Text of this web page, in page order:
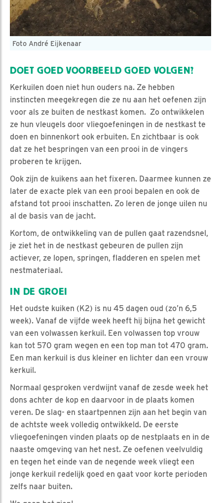
Foto André Eijkenaar
DOET GOED VOORBEELD GOED VOLGEN?
Kerkuilen doen niet hun ouders na. Ze hebben
instincten meegekregen die ze nu aan het oefenen zijn
voor als ze buiten de nestkast komen. Zo ontwikkelen
ze hun vleugels door vliegoefeningen in de nestkast te
doen en binnenkort ook erbuiten. En zichtbaar is ook
dat ze het bespringen van een prooi in de vingers
proberen te krijgen.
Ook zijn de kuikens aan het fixeren. Daarmee kunnen ze
later de exacte plek van een prooi bepalen en ook de
afstand tot prooi inschatten. Zo leren de jonge uilen nu
al de basis van de jacht.
Kortom, de ontwikkeling van de pullen gaat razendsnel,
je ziet het in de nestkast gebeuren de pullen zijn
actiever, ze lopen, springen, fladderen en spelen met
nestmateriaal.
IN DE GROEI
Het oudste kuiken (K2) is nu 45 dagen oud (zo’n 6,5
week). Vanaf de vijfde week heeft hij bijna het gewicht
van een volwassen kerkuil. Een volwassen top vrouw
kan tot 570 gram wegen en een top man tot 470 gram.
Een man kerkuil is dus kleiner en lichter dan een vrouw
kerkuil.
Normaal gesproken verdwijnt vanaf de zesde week het
dons achter de kop en daarvoor in de plaats komen
veren. De slag- en staartpennen zijn aan het begin van
de achtste week volledig ontwikkeld. De eerste
vliegoefeningen vinden plaats op de nestplaats en in de
naaste omgeving van het nest. Ze oefenen veelvuldig
en tegen het einde van de negende week vliegt een
jonge kerkuil redelijk goed en gaat voor korte perioden
zelfs naar buiten.